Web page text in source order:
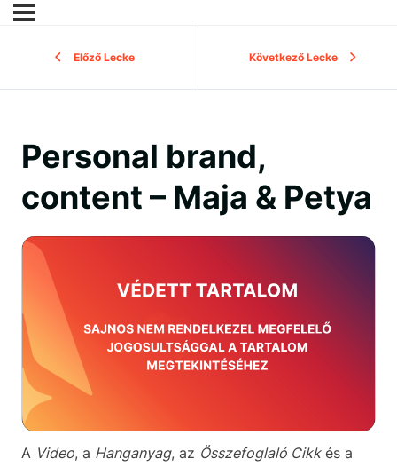
Előző Lecke Következő Lecke
Personal brand,
content – Maja & Petya
A Video, a Hanganyag, az Összefoglaló Cikkés a